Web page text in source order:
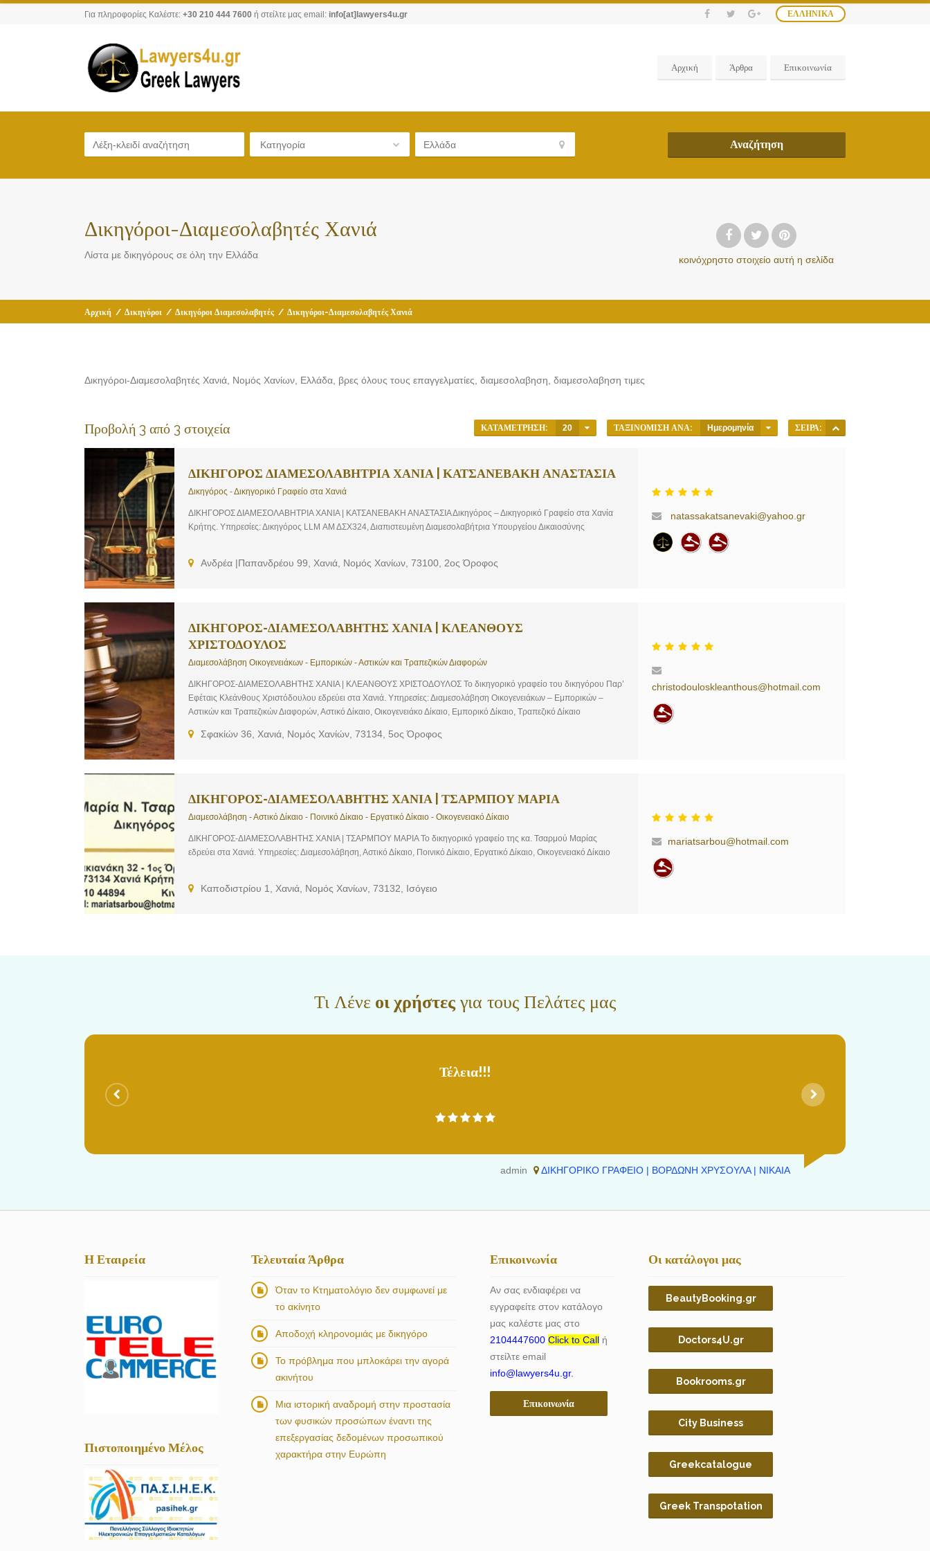
ΕΛΛΗΝΙΚΆ
Για πληροφορίες Καλέστε: +30 210 444 7600 ή στείλτε μας email: info[at]lawyers4u.gr
Αρχική Άρθρα Επικοινωνία
Κατηγορία Αναζήτηση
Δικηγόροι-Διαμεσολαβητές Χανιά
Λίστα με δικηγόρους σε όλη την Ελλάδα κοινόχρηστο στοιχείο αυτή η σελίδα
Αρχική / Δικηγόροι / Δικηγόροι Διαμεσολαβητές / Δικηγόροι-Διαμεσολαβητές Χανιά
Δικηγόροι-Διαμεσολαβητές Χανιά, Νομός Χανίων, Ελλάδα, βρες όλους τους επαγγελματίες, διαμεσολαβηση, διαμεσολαβηση τιμες
Προβολή 3 από 3 στοιχεία ΚΑΤΑΜΈΤΡΗΣΗ: 20 ΤΑΞΙΝΌΜΙΣΗ ΑΝΆ: Ημερομηνία ΣΕΙΡΆ:
ΔΙΚΗΓΟΡΟΣ ΔΙΑΜΕΣΟΛΑΒΗΤΡΙΑ ΧΑΝΙΑ | ΚΑΤΣΑΝΕΒΑΚΗ ΑΝΑΣΤΑΣΙΑ
Δικηγόρος - Δικηγορικό Γραφείο στα Χανιά
ΔΙΚΗΓΟΡΟΣ ΔΙΑΜΕΣΟΛΑΒΗΤΡΙΑ ΧΑΝΙΑ | ΚΑΤΣΑΝΕΒΑΚΗ ΑΝΑΣΤΑΣΙΑ Δικηγόρος – Δικηγορικό Γραφείο στα Χανία
Κρήτης. Υπηρεσίες: Δικηγόρος LLM ΑΜ ΔΣΧ324, Διαπιστευμένη Διαμεσολαβήτρια Υπουργείου Δικαιοσύνης
Ανδρέα |Παπανδρέου 99, Χανιά, Νομός Χανίων, 73100, 2ος Όροφος
natassakatsanevaki@yahoo.gr
ΔΙΚΗΓΟΡΟΣ-ΔΙΑΜΕΣΟΛΑΒΗΤΗΣ ΧΑΝΙΑ | ΚΛΕΑΝΘΟΥΣ
ΧΡΙΣΤΟΔΟΥΛΟΣ
Διαμεσολάβηση Οικογενειάκων - Εμπορικών - Αστικών και Τραπεζικών Διαφορών
ΔΙΚΗΓΟΡΟΣ-ΔΙΑΜΕΣΟΛΑΒΗΤΗΣ ΧΑΝΙΑ | ΚΛΕΑΝΘΟΥΣ ΧΡΙΣΤΟΔΟΥΛΟΣ Το δικηγορικό γραφείο του δικηγόρου Παρ’
Εφέταις Κλεάνθους Χριστόδουλου εδρεύει στα Χανιά. Υπηρεσίες: Διαμεσολάβηση Οικογενειάκων – Εμπορικών –
Αστικών και Τραπεζικών Διαφορών, Αστικό Δίκαιο, Οικογενειάκο Δίκαιο, Εμπορικό Δίκαιο, Τραπεζικό Δίκαιο
Σφακίών 36, Χανιά, Νομός Χανίών, 73134, 5ος Όροφος
christodouloskleanthous@hotmail.com
ΔΙΚΗΓΟΡΟΣ-ΔΙΑΜΕΣΟΛΑΒΗΤΗΣ ΧΑΝΙΑ | ΤΣΑΡΜΠΟΥ ΜΑΡΙΑ
Διαμεσολάβηση - Αστικό Δίκαιο - Ποινικό Δίκαιο - Εργατικό Δίκαιο - Οικογενειακό Δίκαιο
ΔΙΚΗΓΟΡΟΣ-ΔΙΑΜΕΣΟΛΑΒΗΤΗΣ ΧΑΝΙΑ | ΤΣΑΡΜΠΟΥ ΜΑΡΙΑ Το δικηγορικό γραφείο της κα. Τσαρμού Μαρίας
εδρεύει στα Χανιά. Υπηρεσίες: Διαμεσολάβηση, Αστικό Δίκαιο, Ποινικό Δίκαιο, Εργατικό Δίκαιο, Οικογενειακό Δίκαιο
Καποδιστρίου 1, Χανιά, Νομός Χανίων, 73132, Ισόγειο
mariatsarbou@hotmail.com
Τι Λένε οι χρήστες για τους Πελάτες μας
Τέλεια!!!
admin ΔΙΚΗΓΟΡΙΚΟ ΓΡΑΦΕΙΟ | ΒΟΡΔΩΝΗ ΧΡΥΣΟΥΛΑ | ΝΙΚΑΙΑ
Η Εταιρεία
Πιστοποιημένο Μέλος
Τελευταία Άρθρα
Όταν το Κτηματολόγιο δεν συμφωνεί με
το ακίνητο
Αποδοχή κληρονομιάς με δικηγόρο
Το πρόβλημα που μπλοκάρει την αγορά
ακινήτου
Μια ιστορική αναδρομή στην προστασία
των φυσικών προσώπων έναντι της
επεξεργασίας δεδομένων προσωπικού
χαρακτήρα στην Ευρώπη
Επικοινωνία
Αν σας ενδιαφέρει να
εγγραφείτε στον κατάλογο
μας καλέστε μας στο
2104447600 Click to Callή
στείλτε email
info@lawyers4u.gr.
Επικοινωνία
Οι κατάλογοι μας
BeautyBooking.gr
Doctors4U.gr
Bookrooms.gr
City Business
Greekcatalogue
Greek Transpotation